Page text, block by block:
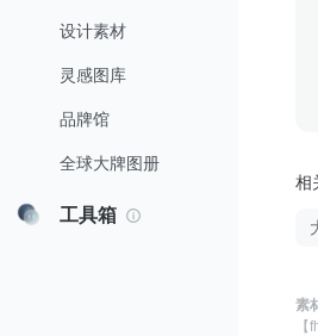
设计素材
灵感图库
品牌馆
全球大牌图册
工具箱
相
素
【